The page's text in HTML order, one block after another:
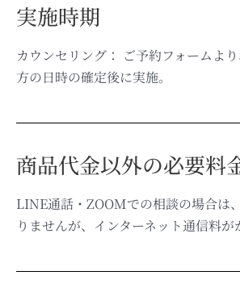
実施時期
カウンセリング： ご予約フォームよ
方の日時の確定後に実施。
商品代金以外の必要料
LINE通話・ZOOMでの相談の場合は
りませんが、インターネット通信料が